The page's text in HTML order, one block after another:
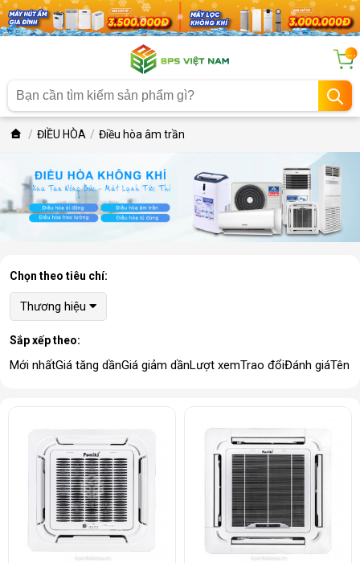
...
ĐIỀU HÒA Điều hòa âm trần
Chọn theo tiêu chí:
Thương hiệu
Sắp xếp theo:
Mới nhấtGiá tăng dầnGiá giảm dầnLượt xemTrao đổiĐánh giáTên